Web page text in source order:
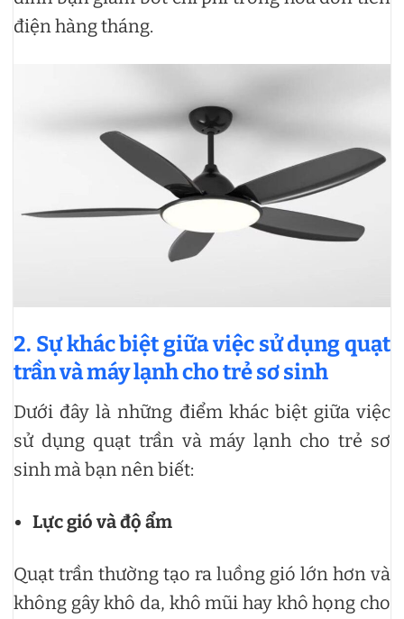
điện hàng tháng.
2. Sự khác biệt giữa việc sử dụng quạt
trần và máy lạnh cho trẻ sơ sinh
Dưới đây là những điểm khác biệt giữa việc
sử dụng quạt trần và máy lạnh cho trẻ sơ
sinh mà bạn nên biết:
Lực gió và độ ẩm
Quạt trần thường tạo ra luồng gió lớn hơn và
không gây khô da, khô mũi hay khô họng cho